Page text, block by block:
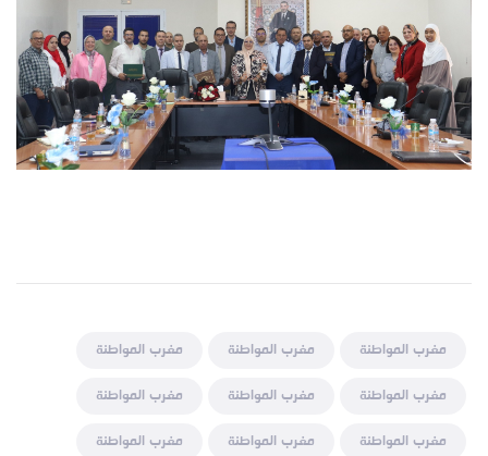
مغرب المواطنة مغرب المواطنة
مغرب المواطنة
مغرب المواطنة
مغرب المواطنة
مغرب المواطنة
مغرب المواطنة
مغرب المواطنة
مغرب المواطنة